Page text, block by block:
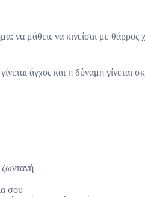
να μάθεις να κινείσαι με θάρρος
άγχος και η δύναμη γίνεται
ζωντανή
σου